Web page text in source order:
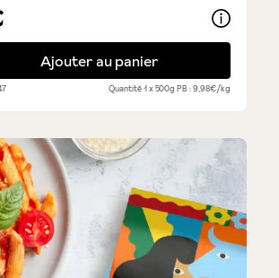
premium
Ajouter au panier
Quantité1 x 500gPB : 9,98€/kg